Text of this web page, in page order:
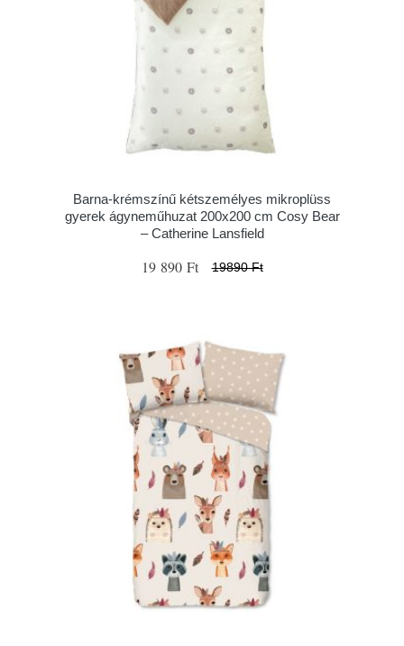
Barna-krémszínű kétszemélyes mikroplüss
gyerek ágyneműhuzat 200x200 cm Cosy Bear
– Catherine Lansfield
19 890 Ft 19890 Ft